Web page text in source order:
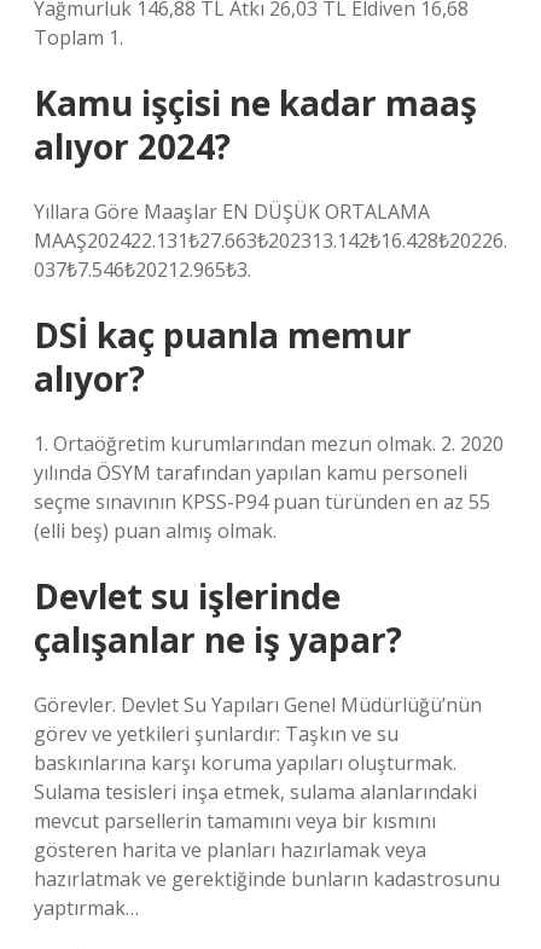
Yağmurluk 146,88 TL Atkı 26,03 TL Eldiven 16,68
Toplam 1.
Kamu işçisi ne kadar maaş
alıyor 2024?
Yıllara Göre Maaşlar EN DÜŞÜK ORTALAMA
MAAŞ202422.131₺27.663₺202313.142₺16.428₺20226.
037₺7.546₺20212.965₺3.
DSİ kaç puanla memur
alıyor?
1. Ortaöğretim kurumlarından mezun olmak. 2. 2020
yılında ÖSYM tarafından yapılan kamu personeli
seçme sınavının KPSS-P94 puan türünden en az 55
(elli beş) puan almış olmak.
Devlet su işlerinde
çalışanlar ne iş yapar?
Görevler. Devlet Su Yapıları Genel Müdürlüğü’nün
görev ve yetkileri şunlardır: Taşkın ve su
baskınlarına karşı koruma yapıları oluşturmak.
Sulama tesisleri inşa etmek, sulama alanlarındaki
mevcut parsellerin tamamını veya bir kısmını
gösteren harita ve planları hazırlamak veya
hazırlatmak ve gerektiğinde bunların kadastrosunu
yaptırmak…